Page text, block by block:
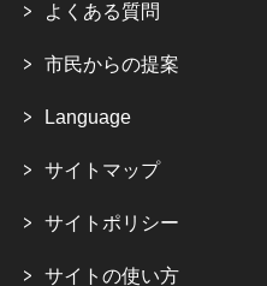
よくある質問
市民からの提案
Language
サイトマップ
サイトポリシー
サイトの使い方